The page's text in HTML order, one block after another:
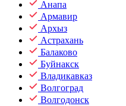
Анапа
Армавир
Архыз
Астрахань
Балаково
Буйнакск
Владикавказ
Волгоград
Волгодонск